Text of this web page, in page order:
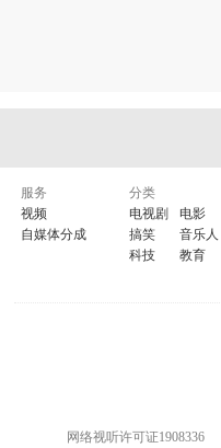
服务
视频
自媒体分成
分类
电视剧
电影
搞笑
音乐人
科技
教育
网络视听许可证1908336